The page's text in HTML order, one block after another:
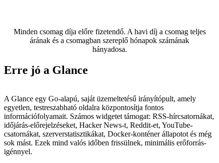
Minden csomag díja előre fizetendő. A havi díj a csomag teljes
árának és a csomagban szereplő hónapok számának
hányadosa.
Erre jó a Glance
A Glance egy Go-alapú, saját üzemeltetésű irányítópult, amely
egyetlen, testreszabható oldalra központosítja fontos
információfolyamait. Számos widgetet támogat: RSS-hírcsatornákat,
időjárás-előrejelzéseket, Hacker News-t, Reddit-et, YouTube-
csatornákat, szerverstatisztikákat, Docker-konténer állapotot és még
sok mást. Ezek mind valós időben frissülnek, minimális erőforrás-
igénnyel.